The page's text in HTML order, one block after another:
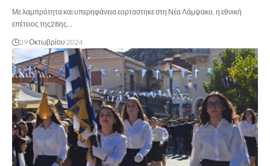
Με λαμπρότητα και υπερηφάνεια εορταστηκε στη Νέα Λάμψακο, η εθνική
επέτειος της28ης…
29 Οκτωβρίου 2024